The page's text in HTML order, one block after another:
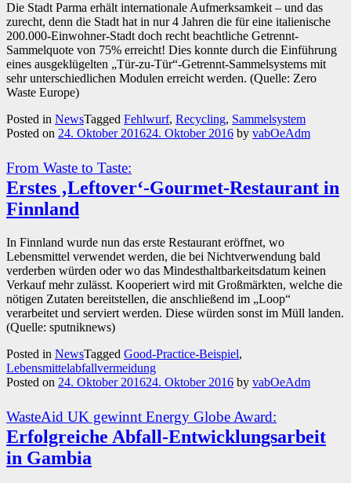
Die Stadt Parma erhält internationale Aufmerksamkeit – und das
zurecht, denn die Stadt hat in nur 4 Jahren die für eine italienische
200.000-Einwohner-Stadt doch recht beachtliche Getrennt-
Sammelquote von 75% erreicht! Dies konnte durch die Einführung
eines ausgeklügelten „Tür-zu-Tür“-Getrennt-Sammelsystems mit
sehr unterschiedlichen Modulen erreicht werden. (Quelle: Zero
Waste Europe)
Posted in NewsTagged Fehlwurf, Recycling, Sammelsystem
Posted on 24. Oktober 201624. Oktober 2016 by vabOeAdm
From Waste to Taste:
Erstes ‚Leftover‘-Gourmet-Restaurant in
Finnland
In Finnland wurde nun das erste Restaurant eröffnet, wo
Lebensmittel verwendet werden, die bei Nichtverwendung bald
verderben würden oder wo das Mindesthaltbarkeitsdatum keinen
Verkauf mehr zulässt. Kooperiert wird mit Großmärkten, welche die
nötigen Zutaten bereitstellen, die anschließend im „Loop“
verarbeitet und serviert werden. Diese würden sonst im Müll landen.
(Quelle: sputniknews)
Posted in NewsTagged Good-Practice-Beispiel,
Lebensmittelabfallvermeidung
Posted on 24. Oktober 201624. Oktober 2016 by vabOeAdm
WasteAid UK gewinnt Energy Globe Award:
Erfolgreiche Abfall-Entwicklungsarbeit
in Gambia